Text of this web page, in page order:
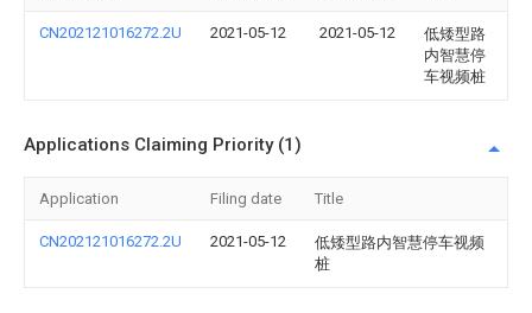
CN202121016272.2U 2021-05-12 2021-05-12
低矮型路
内智慧停
车视频桩
Applications Claiming Priority (1)
Application Filing date Title
CN202121016272.2U 2021-05-12
低矮型路内智慧停车视频
桩